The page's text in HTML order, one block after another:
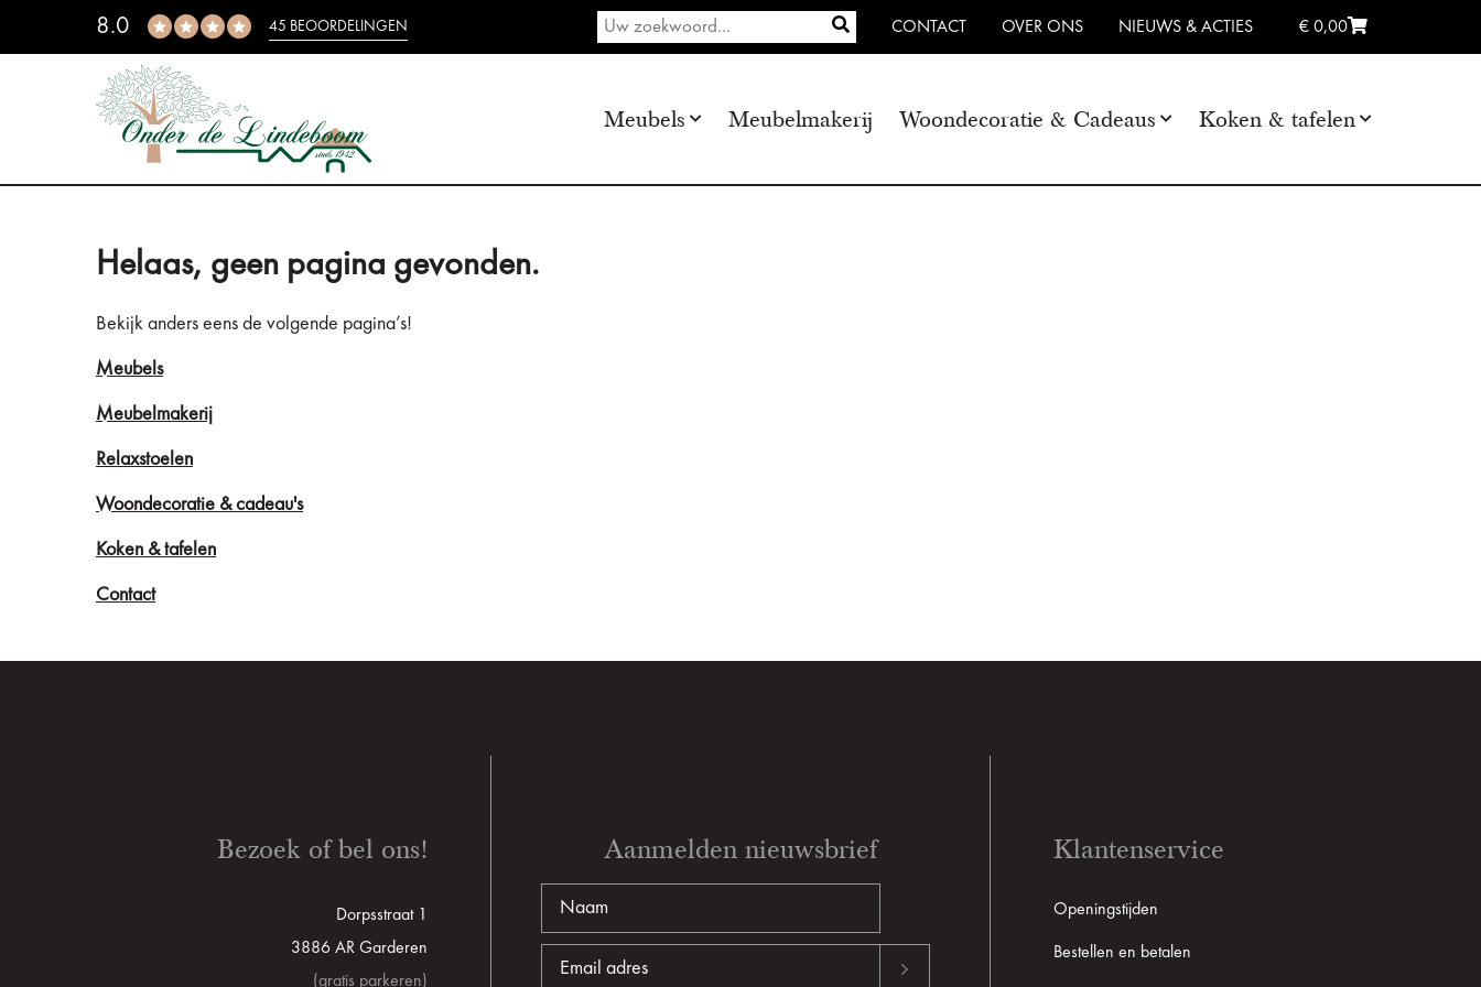
8.0 45 BEOORDELINGEN CONTACT OVER ONS NIEUWS & ACTIES € 0,00
Meubels Meubelmakerij Woondecoratie & Cadeaus Koken & tafelen
Helaas, geen pagina gevonden.
Bekijk anders eens de volgende pagina’s!
Meubels
Meubelmakerij
Relaxstoelen
Woondecoratie & cadeau's
Koken & tafelen
Contact
Aanmelden nieuwsbrief
Bezoek of bel ons!
Dorpsstraat 1
3886 AR Garderen
(gratis parkeren)
Klantenservice
Openingstijden
Bestellen en betalen